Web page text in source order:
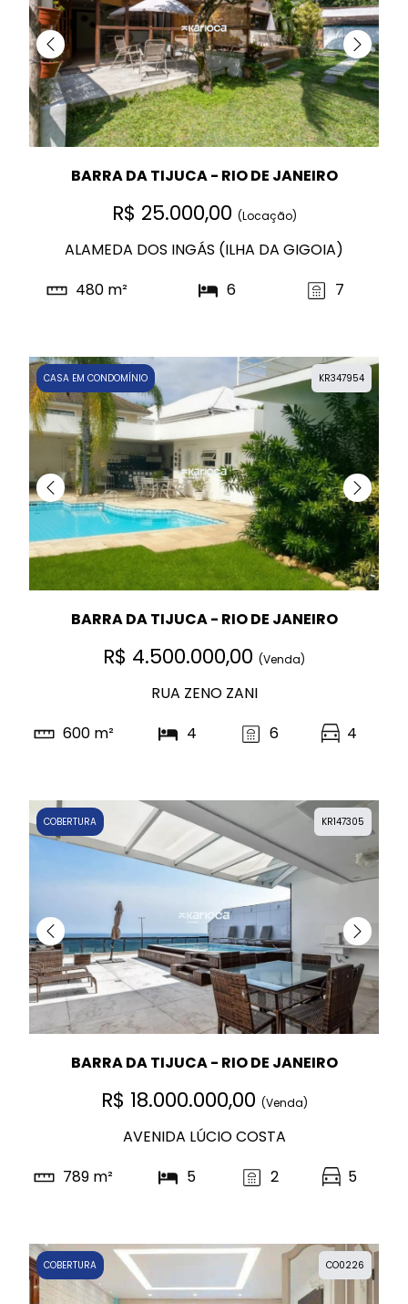
BARRA DA TIJUCA - RIO DE JANEIRO
R$ 25.000,00 (Locação)
ALAMEDA DOS INGÁS (ILHA DA GIGOIA)
480 m²
6 7
KR347954
CASA EM CONDOMÍNIO
BARRA DA TIJUCA - RIO DE JANEIRO
R$ 4.500.000,00 (Venda)
RUA ZENO ZANI
600 m²
4 6 4
KR147305
COBERTURA
BARRA DA TIJUCA - RIO DE JANEIRO
R$ 18.000.000,00 (Venda)
AVENIDA LÚCIO COSTA
789 m²
5 2 5
CO0226
COBERTURA